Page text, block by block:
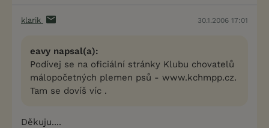
klarik 30.1.2006 17:01
eavy napsal(a):
Podívej se na oficiální stránky Klubu chovatelů
málopočetných plemen psů - www.kchmpp.cz.
Tam se dovíš víc .
Děkuju....